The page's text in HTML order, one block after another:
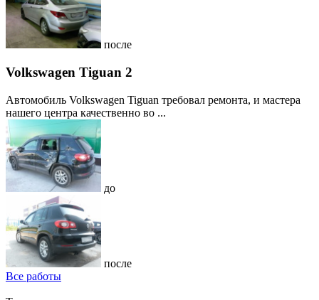
после
Volkswagen Tiguan 2
Автомобиль Volkswagen Tiguan требовал ремонта, и мастера
нашего центра качественно во ...
до
после
Все работы